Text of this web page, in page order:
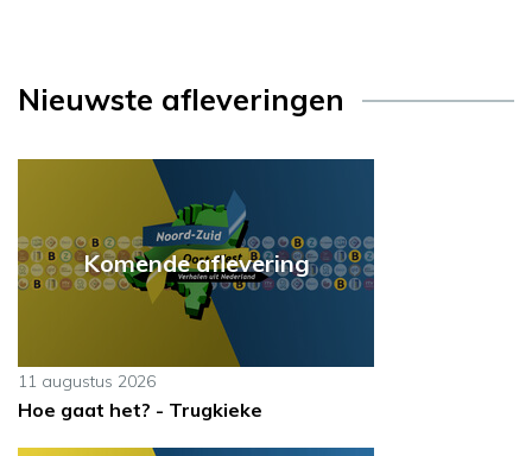
Nieuwste afleveringen
Komende aflevering
11 augustus 2026
Hoe gaat het? - Trugkieke